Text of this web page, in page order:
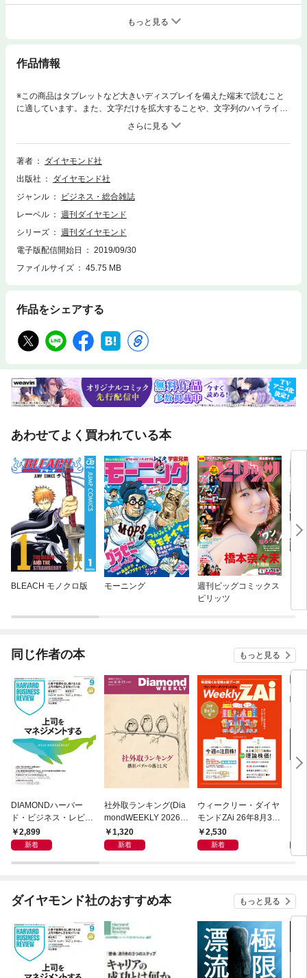
もっと見る
作品情報
※この商品はタブレットなど大きいディスプレイを備えた端末で読むこと
に適しています。また、文字だけを拡大することや、文字列のハイライ
ト、検索、辞書の参照、引用などの機能が使用できません。※電子版で
は、紙の雑誌と内容が一部異なります。ご注意ください。連載小説など著
作権等の問題で掲載されないページや写真、また、プレゼント企画やWEB
サービスなどご利用になれないコンテンツがございます。あらかじめご了
国地銀105行 「余命」ランキング有力行の傘下入りに店舗統廃合 縮小
路線を敷く地銀の苦境あと何年生き残れるのか 地銀余命ワーストランキ
art 2」銀行再編の真実（Interview）北尾吉孝●SBIホールディングス社長個
人が「付き合いたくない」ランキング メガではみずほ銀行が苦戦企業が
融資分野で新規事業開拓 フィンテック旗手らの苦闘始まった異業界への
人材大流出 元銀行員たちが下した決断「Part 3」見捨てられる大手証券
上場107社に調査 付き合いたい1位に野村業績悪化で人材流出の危機高ま
るか 変わる証券マンの転職事情「Part 4」生損保の憂鬱 収益基盤を脅
かすテクノロジーの進化生保編 高齢化と医療の進化がもたらす 保有契
約の質の悪化損保編 災害と自動運転がもたらす危機 迫る事業構造変革
の波InsurTech編 生損保の収益基盤を壊す 保険テック企業の胎動【特
新国立「ザハ案」 雪辱した日本人建築家 バルサのサッカー場で大金星
（1）Close Up えっ？ アリババが参入するのか！？ リブラを巡る中
国の深謀遠慮（オフの役員）佐藤綱則●中外製薬執行役員・営業本部長
復活が生む阿鼻叫喚●竹下誠二郎（from 中国）SNS主役世代が中国大企業
の雇用姿勢を変えるか●呉 明憲「Market」（商品市場 透視眼鏡）サウジ施
百出）ドラギECB総裁が追加緩和で「ドラキュラ伯爵」とされた理由●加
藤 出「Data」（数字は語る）1.3% 2017年度の高校中退率●川口大司
【人物】（イノベーターの育ち方）塩田元規●アカツキ代表取締役CEO
（チェンジリーダーの哲学）小宮 暁●東京海上ホールディングス社長さら
なる海外展開で事業のリスク分散進める【連載・コラム】井手ゆきえ／カ
ラダご医見番深堀圭一郎のゴルフIQを高めよう！牧野 洋／Key Wordで世
界を読む山本洋子／新日本酒紀行渡部潤一／大人のための最先端理科Book
Reviews／佐藤 優/知を磨く読書Book Reviews／オフタイムの楽しみBook
Reviews／目利きのお気に入りBook Reviews／ビジネス書ベストセラー
ウォール・ストリート・ジャーナル発後藤謙次／永田町ライヴ！
著者
ダイヤモンド社
出版社
ダイヤモンド社
ジャンル
ビジネス・総合雑誌
レーベル
週刊ダイヤモンド
シリーズ
週刊ダイヤモンド
電子版配信開始日
2019/09/30
ファイルサイズ
45.75 MB
作品をシェアする
あわせてよく買われている本
BLEACH モノクロ版 モーニング
週刊ビッグコミックス
ピリッツ
同じ作者の本 もっと見る
DIAMONDハーバー
ド・ビジネス・レビュ
ー 2026年9月号 特集
「上司をマネジメント
2,899
新着
社外取ランキング(Dia
mondWEEKLY 2026年
8/8・15合併号)
1,320
新着
ウィークリー・ダイヤ
モンドZAi 26年8月3日
号2,530
新着
ダイヤモンド社のおすすめ本 もっと見る